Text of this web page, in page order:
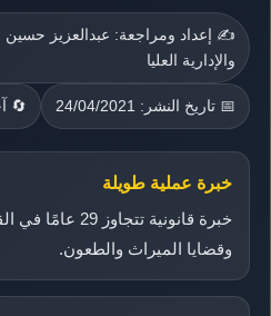
✍️ إعداد ومراجعة: عبدالعزيز حسين
والإدارية العليا
📅 تاريخ النشر: 24/04/2021 🔄
خبرة عملية طويلة
خبرة قانونية
وقضايا الميراث والطعون.